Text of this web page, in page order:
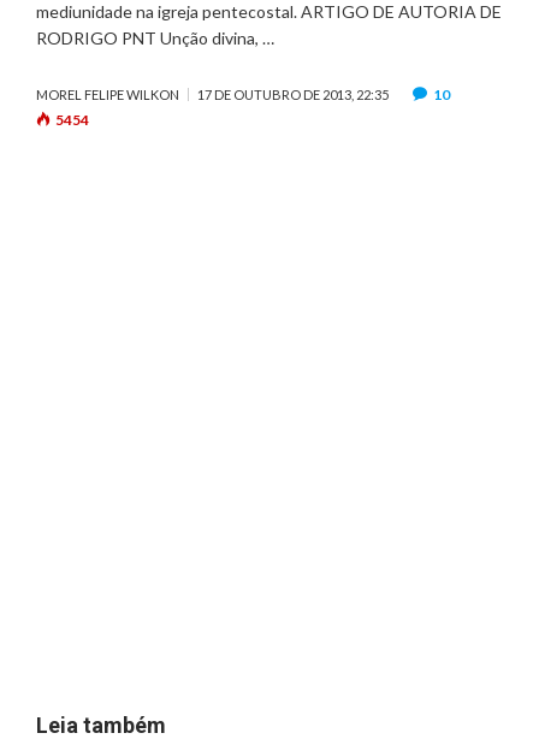
mediunidade na igreja pentecostal. ARTIGO DE AUTORIA DE
RODRIGO PNT Unção divina, …
MOREL FELIPE WILKON 17 DE OUTUBRO DE 2013, 22:35
10
5454
Leia também